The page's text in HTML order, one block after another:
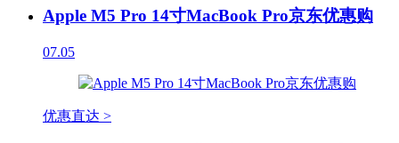
Apple M5 Pro 14寸MacBook Pro京东优惠购
07.05
优惠直达 >